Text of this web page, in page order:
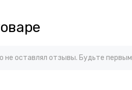
не оставлял отзывы. Будьте